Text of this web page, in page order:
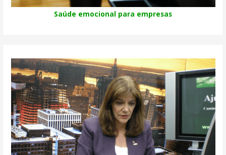
Saúde emocional para empresas